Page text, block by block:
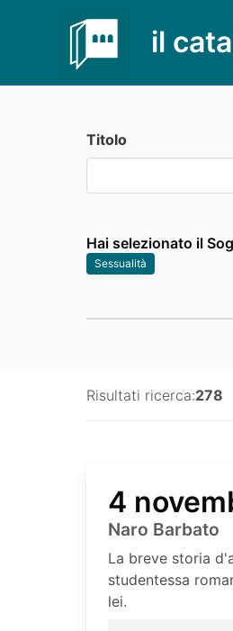
il
Titolo
Hai selezionato il
Sessualità
Risultati ricerca:278
4
Naro Barbato
La breve storia
studentessa
lei.